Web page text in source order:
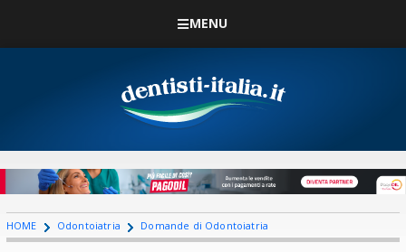
MENU
HOME Odontoiatria Domande di Odontoiatria